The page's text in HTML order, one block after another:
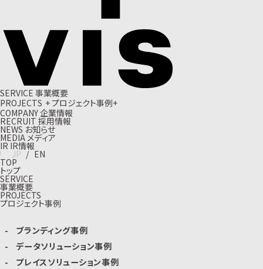
SERVICE 事業概要
PROJECTS +プロジェクト事例+
COMPANY企業情報
RECRUIT 採用情報
NEWS お知らせ
MEDIA メディア
IR IR情報
JP / EN
TOP
トップ
SERVICE
事業概要
PROJECTS
プロジェクト事例
ブランディング事例
データソリューション事例
プレイスソリューション事例